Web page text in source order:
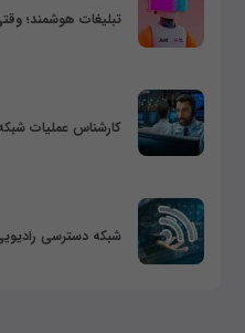
تبلیغات هوشمند؛
کارشناس عملیات
شبکه دسترسی